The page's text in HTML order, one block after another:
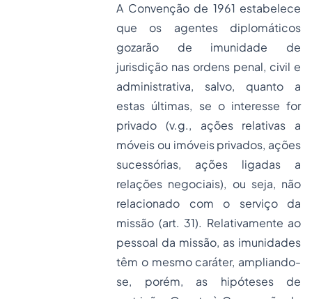
A Convenção de 1961 estabelece
que os agentes diplomáticos
gozarão de imunidade de
jurisdição nas ordens penal, civil e
administrativa, salvo, quanto a
estas últimas, se o interesse for
privado (v.g., ações relativas a
móveis ou imóveis privados, ações
sucessórias, ações ligadas a
relações negociais), ou seja, não
relacionado com o serviço da
missão (art. 31). Relativamente ao
pessoal da missão, as imunidades
têm o mesmo caráter, ampliando-
se, porém, as hipóteses de